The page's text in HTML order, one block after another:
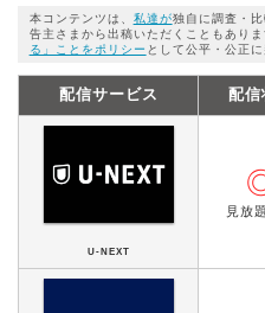
本コンテンツは、 私達が独自に調査・
告主さまから出稿いただくこともあり
る」ことをポリシー として公平・公正
配信サービス 配信
U-NEXT
見放